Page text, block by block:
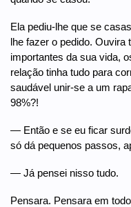
Ela pediu-lhe que se
lhe fazer o pedido.
importantes da sua vida,
relação tinha tudo para
saudável unir-se a um
98%?!
— Então e se eu ficar
só dá pequenos passos,
— Já pensei nisso tudo.
Pensara. Pensara em